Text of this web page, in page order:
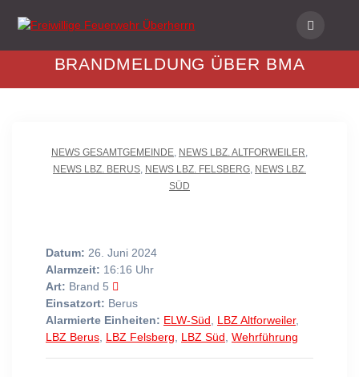
to
BRANDMELDUNG ÜBER BMA
NEWS GESAMTGEMEINDE, NEWS LBZ. ALTFORWEILER,
NEWS LBZ. BERUS, NEWS LBZ. FELSBERG, NEWS LBZ.
SÜD
Datum: 26. Juni 2024
Alarmzeit: 16:16 Uhr
Art: Brand 5
Einsatzort: Berus
Alarmierte Einheiten: ELW-Süd LBZ Altforweiler,
LBZ Berus LBZ Felsberg LBZ Süd Wehrführung